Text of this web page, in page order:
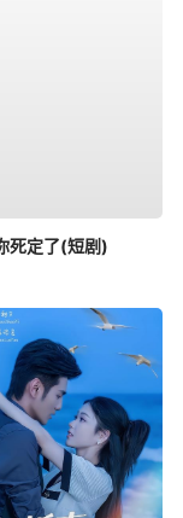
死定了(短剧)